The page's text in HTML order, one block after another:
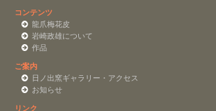
コンテンツ
龍爪梅花皮
岩崎政雄について
作品
ご案内
日ノ出窯ギャラリー・アクセス
お知らせ
リンク